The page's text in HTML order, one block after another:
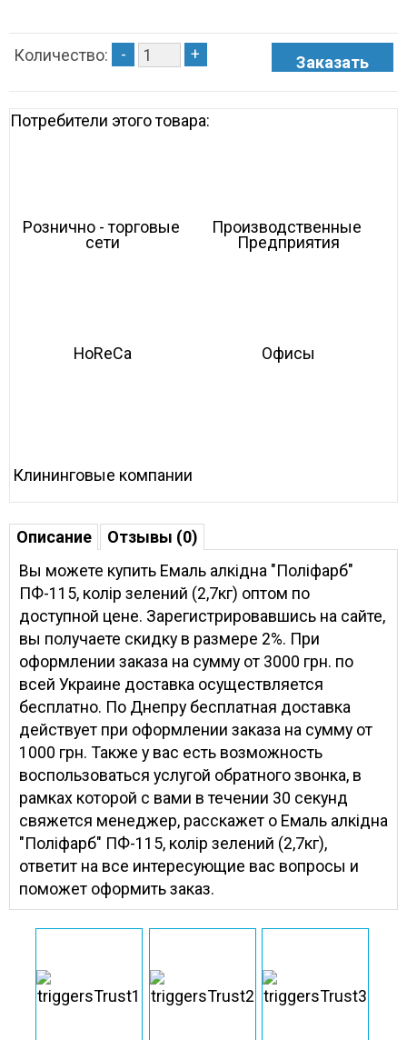
Количество: - +
Потребители этого товара:
Рознично - торговые
сети
Производственные
Предприятия
HoReCa Офисы
Клининговые компании
Описание
Отзывы (0)
Вы можете купить Емаль алкідна "Поліфарб"
ПФ-115, колір зелений (2,7кг) оптом по
доступной цене. Зарегистрировавшись на сайте,
вы получаете скидку в размере 2%. При
оформлении заказа на сумму от 3000 грн. по
всей Украине доставка осуществляется
бесплатно. По Днепру бесплатная доставка
действует при оформлении заказа на сумму от
1000 грн. Также у вас есть возможность
воспользоваться услугой обратного звонка, в
рамках которой с вами в течении 30 секунд
свяжется менеджер, расскажет о Емаль алкідна
"Поліфарб" ПФ-115, колір зелений (2,7кг),
ответит на все интересующие вас вопросы и
поможет оформить заказ.